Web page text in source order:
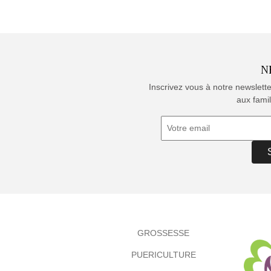
Inscrivez vous à notre
aux
GROSSESSE
PUERICULTURE